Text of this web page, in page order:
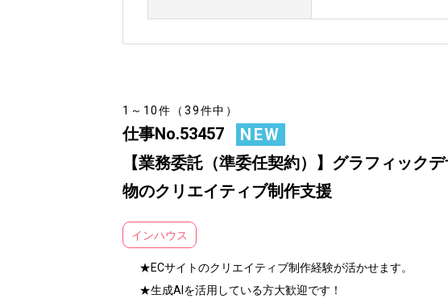
1～10件（39件中）
仕事No.53457
NEW
【業務委託（準委任契約）】グラフィック
物のクリエイティブ制作支援
インハウス
★ECサイトのクリエイティブ制作経験が活かせます。
★生成AIを活用している方大歓迎です！